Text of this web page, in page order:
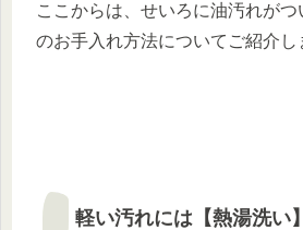
ここからは、せいろに油汚れがつ
のお手入れ方法についてご紹介し
軽い汚れには【熱湯洗い】